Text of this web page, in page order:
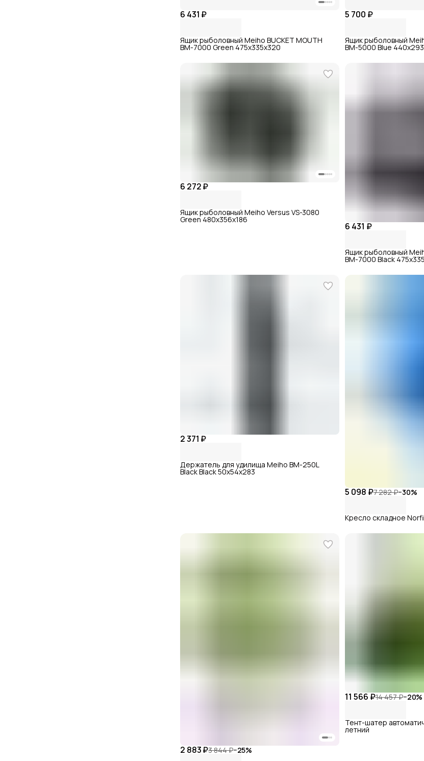
6 431 ₽
Ящик рыболовный Meiho BUCKET MOUTH
BM-7000 Green 475x335x320
5 700 ₽
Ящик рыболовный
BM-5000 Blue
6 272 ₽
Ящик рыболовный Meiho Versus VS-3080
Green 480x356x186
6 431 ₽
Ящик рыболовный
BM-7000 Black
2 371 ₽
Держатель для удилища Meiho BM-250L
Black Black 50х54х283
5 098 ₽7 282 ₽−30%
Кресло складное
2 883 ₽3 844 ₽−25%
11 566 ₽14 457 ₽−20%
Тент-шатер
летний